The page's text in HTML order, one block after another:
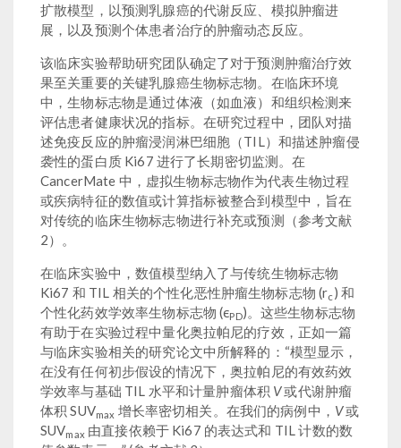
扩散模型，以预测乳腺癌的代谢反应、模拟肿瘤进
展，以及预测个体患者治疗的肿瘤动态反应。
该临床实验帮助研究团队确定了对于预测肿瘤治疗效
果至关重要的关键乳腺癌生物标志物。在临床环境
中，生物标志物是通过体液（如血液）和组织检测来
评估患者健康状况的指标。在研究过程中，团队对描
述免疫反应的肿瘤浸润淋巴细胞（TIL）和描述肿瘤侵
袭性的蛋白质 Ki67 进行了长期密切监测。在
CancerMate 中，虚拟生物标志物作为代表生物过程
或疾病特征的数值或计算指标被整合到模型中，旨在
对传统的临床生物标志物进行补充或预测（参考文献
2）。
在临床实验中，数值模型纳入了与传统生物标志物
Ki67 和 TIL 相关的个性化恶性肿瘤生物标志物 (rc) 和
个性化药效学效率生物标志物 (ϵPD)。这些生物标志物
有助于在实验过程中量化奥拉帕尼的疗效，正如一篇
与临床实验相关的研究论文中所解释的：“模型显示，
在没有任何初步假设的情况下，奥拉帕尼的有效药效
学效率与基础 TIL 水平和计量肿瘤体积 V或代谢肿瘤
体积 SUVmax 增长率密切相关。在我们的病例中， V或
SUVmax 由直接依赖于 Ki67 的表达式和 TIL 计数的数